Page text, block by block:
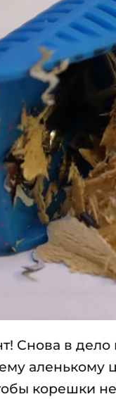
Снова в
аленькому
корешки